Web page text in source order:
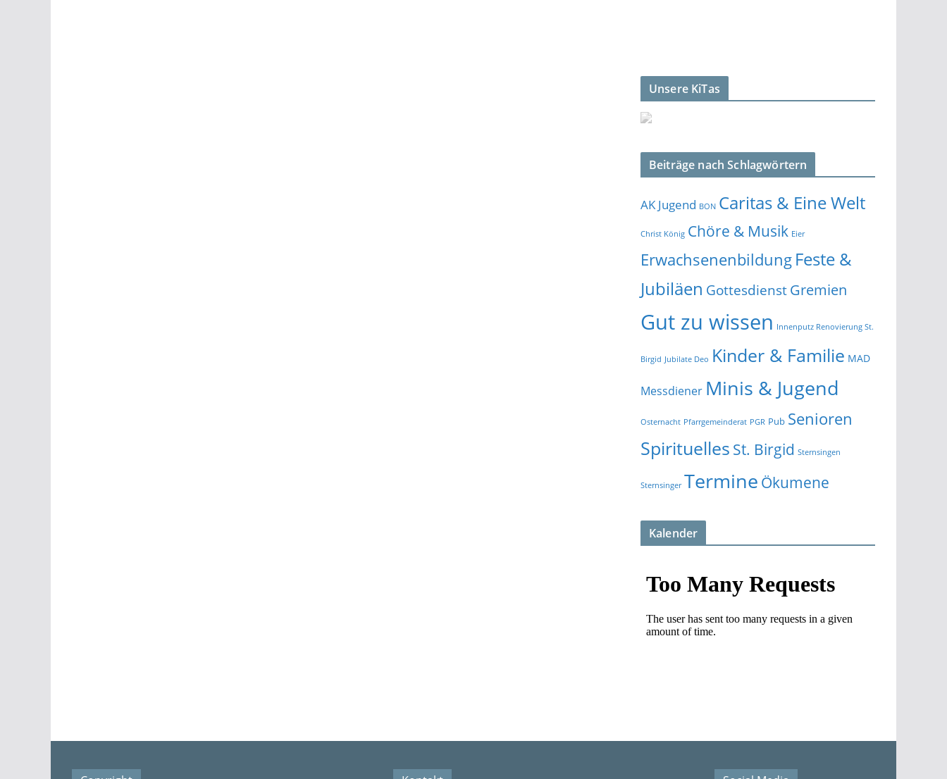
Unsere KiTas
Beiträge nach Schlagwörtern
AK Jugend BON Caritas & Eine Welt
Christ König Chöre & Musik Eier
Erwachsenenbildung Feste &
Jubiläen GottesdienstGremien
Gut zu wissen Innenputz Renovierung St.
Birgid Jubilate Deo Kinder & Familie MAD
Messdiener Minis & Jugend
Osternacht Pfarrgemeinderat PGR Pub Senioren
Spirituelles St. Birgid Sternsingen
Sternsinger Termine Ökumene
Kalender